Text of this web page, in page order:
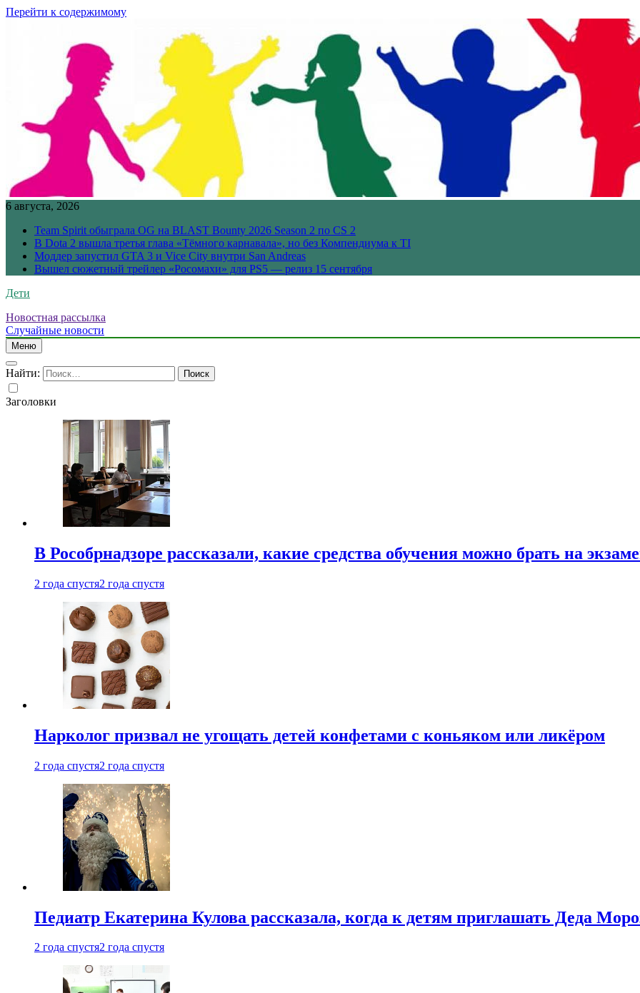
Перейти к содержимому
6 августа, 2026
Team Spirit обыграла OG на BLAST Bounty 2026 Season 2 по CS 2
В Dota 2 вышла третья глава «Тёмного карнавала», но без Компендиума к TI
Моддер запустил GTA 3 и Vice City внутри San Andreas
Вышел сюжетный трейлер «Росомахи» для PS5 — релиз 15 сентября
Дети
Новостная рассылка
Случайные новости
Меню
Найти:
Заголовки
В Рособрнадзоре рассказали, какие средства обучения можно брать на
2 года спустя2 года спустя
Нарколог призвал не угощать детей конфетами с коньяком или ликёром
2 года спустя2 года спустя
Педиатр Екатерина Кулова рассказала, когда к детям приглашать Деда
2 года спустя2 года спустя